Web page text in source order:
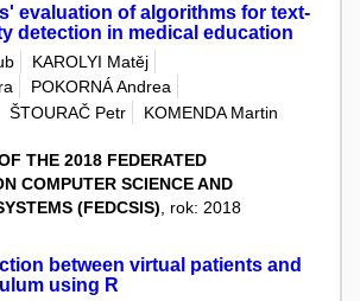
evaluation of algorithms for text-
detection in medical education
KAROLYI Matěj
POKORNÁ Andrea
ŠTOURAČ Petr
KOMENDA Martin
THE 2018 FEDERATED
COMPUTER SCIENCE AND
(FEDCSIS) , rok: 2018
between virtual patients and
using R